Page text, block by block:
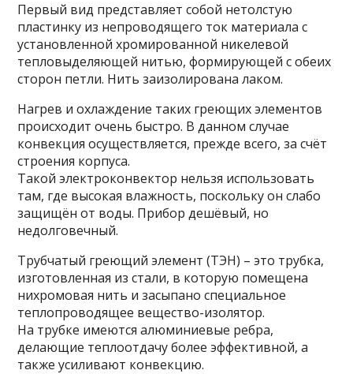
Первый вид представляет собой нетолстую
пластинку из непроводящего ток материала с
установленной хромированной никелевой
тепловыделяющей нитью, формирующей с обеих
сторон петли. Нить заизолирована лаком.
Нагрев и охлаждение таких греющих элементов
происходит очень быстро. В данном случае
конвекция осуществляется, прежде всего, за счёт
строения корпуса.
Такой электроконвектор нельзя использовать
там, где высокая влажность, поскольку он слабо
защищён от воды. Прибор дешёвый, но
недолговечный.
Трубчатый греющий элемент (ТЭН) – это трубка,
изготовленная из стали, в которую помещена
нихромовая нить и засыпано специальное
теплопроводящее вещество-изолятор.
На трубке имеются алюминиевые ребра,
делающие теплоотдачу более эффективной, а
также усиливают конвекцию.